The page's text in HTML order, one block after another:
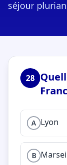
séjour
28
A Lyon
B